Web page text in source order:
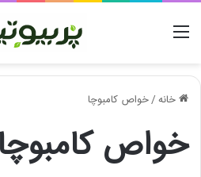
منو
خانه/خواص کامبوچا
خواص کامبوچا